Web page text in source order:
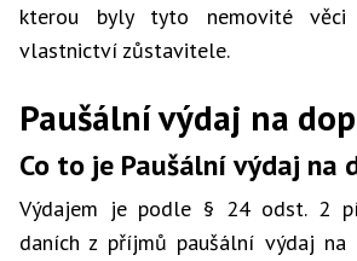
kterou byly tyto nemovité věci
vlastnictví zůstavitele.
Paušální výdaj na
Co to je Paušální výdaj na
Výdajem je podle § 24 odst. 2
daních z příjmů paušální výdaj na